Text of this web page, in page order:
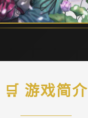
🛒 游戏简介